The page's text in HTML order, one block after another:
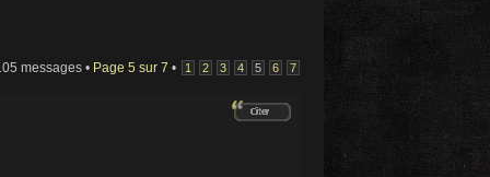
messages • Page 5 sur 7 • 1 2 3 4 5 6 7